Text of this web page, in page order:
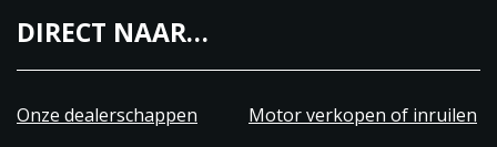
DIRECT NAAR…
Onze dealerschappen
Motor verkopen of inruilen